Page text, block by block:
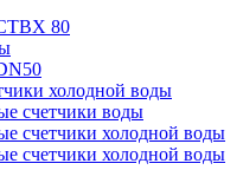
80
холодной воды
счетчики воды
счетчики холодной воды
счетчики холодной воды